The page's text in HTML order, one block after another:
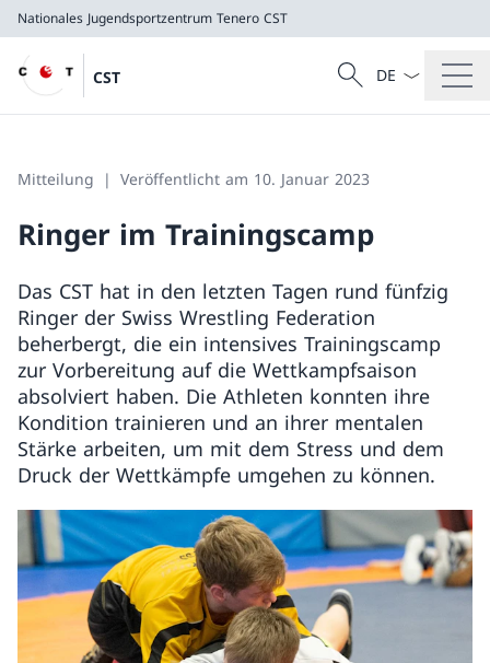
Nationales Jugendsportzentrum Tenero CST
CST
CST
Suche
Suche
Sprach
Mitteilung Veröffentlicht am 10. Januar 2023
Ringer im Trainingscamp
Das CST hat in den letzten Tagen rund fünfzig
Ringer der Swiss Wrestling Federation
beherbergt, die ein intensives Trainingscamp
zur Vorbereitung auf die Wettkampfsaison
absolviert haben. Die Athleten konnten ihre
Kondition trainieren und an ihrer mentalen
Stärke arbeiten, um mit dem Stress und dem
Druck der Wettkämpfe umgehen zu können.